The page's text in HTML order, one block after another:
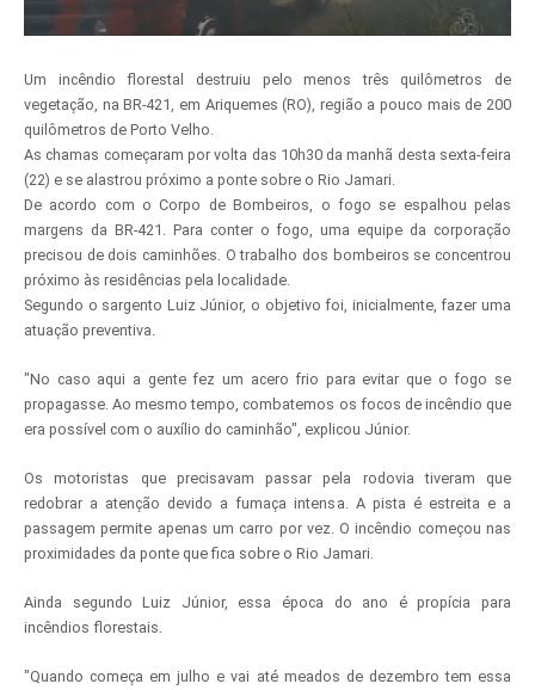
Um incêndio florestal destruiu pelo menos três quilômetros de
vegetação, na BR-421, em Ariquemes (RO), região a pouco mais de 200
quilômetros de Porto Velho.
As chamas começaram por volta das 10h30 da manhã desta sexta-feira
(22) e se alastrou próximo a ponte sobre o Rio Jamari.
De acordo com o Corpo de Bombeiros, o fogo se espalhou pelas
margens da BR-421. Para conter o fogo, uma equipe da corporação
precisou de dois caminhões. O trabalho dos bombeiros se concentrou
próximo às residências pela localidade.
Segundo o sargento Luiz Júnior, o objetivo foi, inicialmente, fazer uma
atuação preventiva.
"No caso aqui a gente fez um acero frio para evitar que o fogo se
propagasse. Ao mesmo tempo, combatemos os focos de incêndio que
era possível com o auxílio do caminhão", explicou Júnior.
Os motoristas que precisavam passar pela rodovia tiveram que
redobrar a atenção devido a fumaça intensa. A pista é estreita e a
passagem permite apenas um carro por vez. O incêndio começou nas
proximidades da ponte que fica sobre o Rio Jamari.
Ainda segundo Luiz Júnior, essa época do ano é propícia para
incêndios florestais.
"Quando começa em julho e vai até meados de dezembro tem essa